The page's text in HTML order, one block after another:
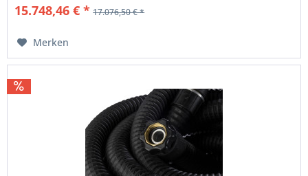
15.748,46 € * 17.076,50 € *
Merken